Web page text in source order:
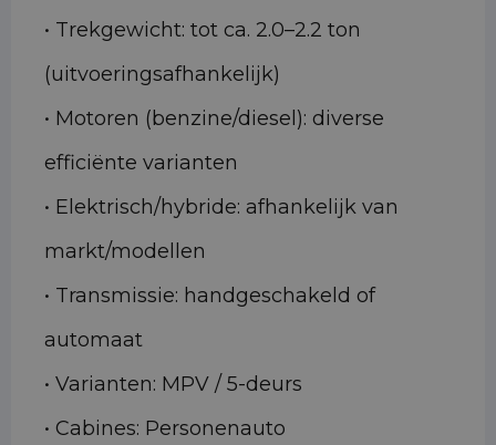
• Trekgewicht: tot ca. 2.0–2.2 ton
(uitvoeringsafhankelijk)
• Motoren (benzine/diesel): diverse
efficiënte varianten
• Elektrisch/hybride: afhankelijk van
markt/modellen
• Transmissie: handgeschakeld of
automaat
• Varianten: MPV / 5-deurs
• Cabines: Personenauto